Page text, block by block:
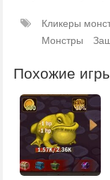
Кликеры
Монстры
Похожие